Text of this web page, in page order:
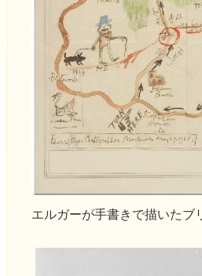
エルガーが手書きで描いたブ